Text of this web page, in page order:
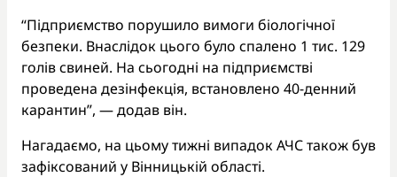
“Підприємство порушило вимоги біологічної
безпеки. Внаслідок цього було спалено 1 тис. 129
голів свиней. На сьогодні на підприємстві
проведена дезінфекція, встановлено 40-денний
карантин”, — додав він.
Нагадаємо, на цьому тижні випадок АЧС також був
зафіксований у Вінницькій області.